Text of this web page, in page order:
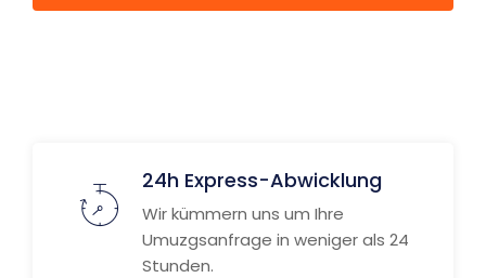
24h Express-Abwicklung
Wir kümmern uns um Ihre
Umuzgsanfrage in weniger als 24
Stunden.